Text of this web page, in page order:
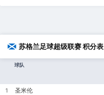
苏格兰足球超级联赛 积分表
球队
1 圣米伦